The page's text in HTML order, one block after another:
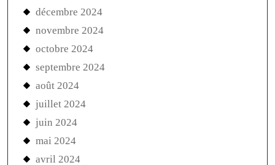
décembre 2024
novembre 2024
octobre 2024
septembre 2024
août 2024
juillet 2024
juin 2024
mai 2024
avril 2024